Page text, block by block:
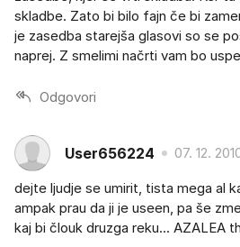
skladbe. Zato bi bilo fajn če bi
je zasedba starejša glasovi so se
naprej. Z smelimi načrti vam bo
Odgovori
User656224 07. 12.
dejte ljudje se umirit, tista mega al
ampak prau da ji je useen, pa še
kaj bi člouk druzga reku... AZALEA